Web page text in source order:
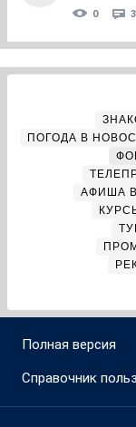
0
ПОГОДА В
АФИША
Полная версия
Справочник